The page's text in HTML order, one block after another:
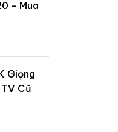
- Mua
Giọng
Cũ